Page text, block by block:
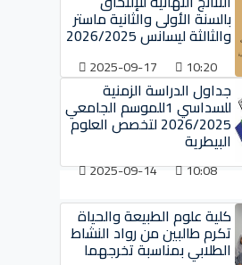
بالسنة الأولى والثانية ماستر
والثالثة ليسانس 2026/2025
10:20
2025-09-17
جداول الدراسة الزمنية
للسداسي 1للموسم الجامعي
2026/2025 لتخصص العلوم
البيطرية
10:08
2025-09-14
كلية علوم الطبيعة والحياة
تكرم طالبين من رواد النشاط
الطلابي بمناسبة تخرجهما